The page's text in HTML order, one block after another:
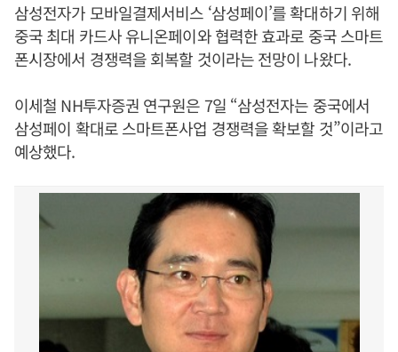
삼성전자가 모바일결제서비스 ‘삼성페이’를 확대하기 위해
중국 최대 카드사 유니온페이와 협력한 효과로 중국 스마트
폰시장에서 경쟁력을 회복할 것이라는 전망이 나왔다.
이세철 NH투자증권 연구원은 7일 “삼성전자는 중국에서
삼성페이 확대로 스마트폰사업 경쟁력을 확보할 것”이라고
예상했다.